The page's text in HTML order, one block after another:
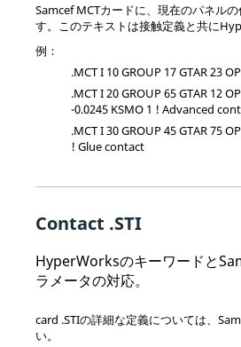
SamcefMCTカードに、現在のパネル
す。このテキストは接触定義と共に
例：
.MCT I 10 GROUP 17 GTAR 23
.MCT I 20 GROUP 65 GTAR 12
-0.0245 KSMO 1 ! Advanced
.MCT I 30 GROUP 45 GTAR 75
! Glue contact
Contact .STI
HyperWorksのキーワードと
ラメータの対応。
card .STIの詳細な定義については、
い。